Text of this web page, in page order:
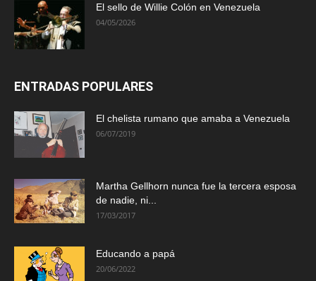
El sello de Willie Colón en Venezuela
04/05/2026
ENTRADAS POPULARES
El chelista rumano que amaba a Venezuela
06/07/2019
Martha Gellhorn nunca fue la tercera esposa
de nadie, ni...
17/03/2017
Educando a papá
20/06/2022